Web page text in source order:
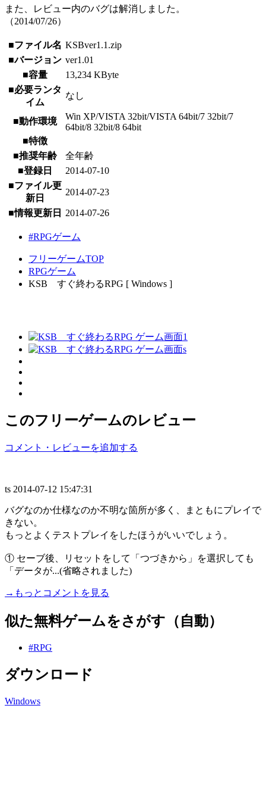
また、レビュー内のバグは解消しました。
（2014/07/26）
■ファイル名 KSBver1.1.zip
■バージョン ver1.01
■容量
13,234 KByte
■必要ランタ
イム
なし
■動作環境
Win XP/VISTA 32bit/VISTA 64bit/7 32bit/7
64bit/8 32bit/8 64bit
■特徴
■推奨年齢
全年齢
■登録日
2014-07-10
■ファイル更
新日
2014-07-23
■情報更新日 2014-07-26
#RPGゲーム
フリーゲームTOP
RPGゲーム
KSB すぐ終わるRPG [ Windows ]
このフリーゲームのレビュー
コメント・レビューを追加する
ts 2014-07-12 15:47:31
バグなのか仕様なのか不明な箇所が多く、まともにプレイで
きない。
もっとよくテストプレイをしたほうがいいでしょう。
① セーブ後、リセットをして「つづきから」を選択しても
「データが...(省略されました)
→もっとコメントを見る
似た無料ゲームをさがす（自動）
#RPG
ダウンロード
Windows